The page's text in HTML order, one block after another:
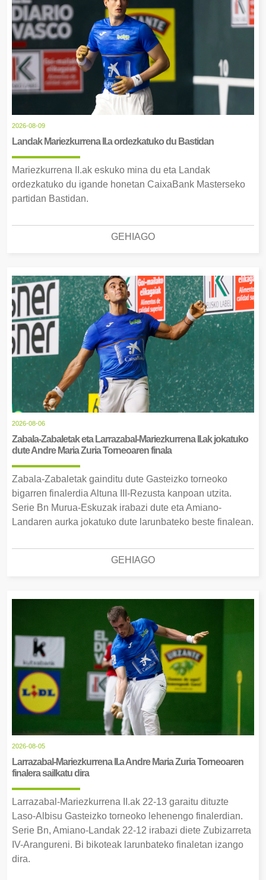
2026-08-09
Landak Mariezkurrena II.a ordezkatuko du Bastidan
Mariezkurrena II.ak eskuko mina du eta Landak
ordezkatuko du igande honetan CaixaBank Masterseko
partidan Bastidan.
GEHIAGO
2026-08-06
Zabala-Zabaletak eta Larrazabal-Mariezkurrena II.ak jokatuko
dute Andre Maria Zuria Torneoaren finala
Zabala-Zabaletak gainditu dute Gasteizko torneoko
bigarren finalerdia Altuna III-Rezusta kanpoan utzita.
Serie Bn Murua-Eskuzak irabazi dute eta Amiano-
Landaren aurka jokatuko dute larunbateko beste finalean.
GEHIAGO
2026-08-05
Larrazabal-Mariezkurrena II.a Andre Maria Zuria Torneoaren
finalera sailkatu dira
Larrazabal-Mariezkurrena II.ak 22-13 garaitu dituzte
Laso-Albisu Gasteizko torneoko lehenengo finalerdian.
Serie Bn, Amiano-Landak 22-12 irabazi diete Zubizarreta
IV-Arangureni. Bi bikoteak larunbateko finaletan izango
dira.